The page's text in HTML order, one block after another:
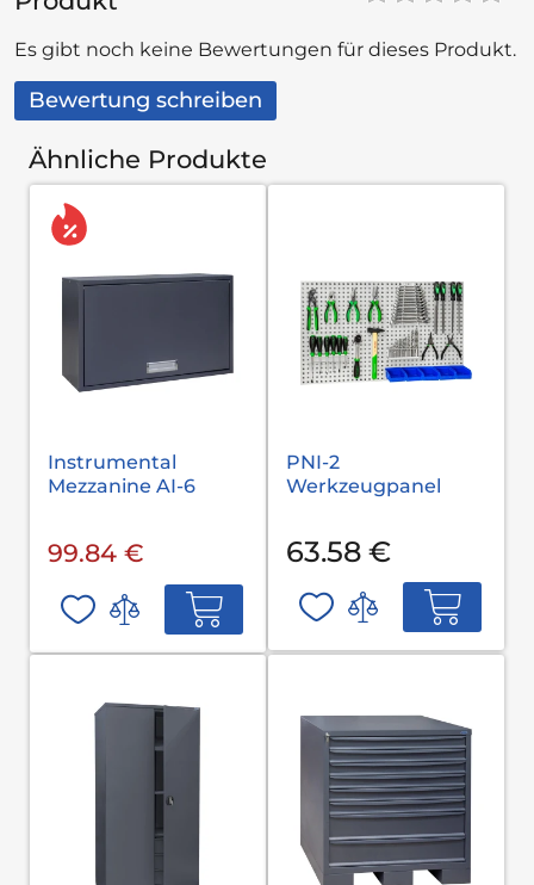
Es gibt noch keine Bewertungen für dieses Produkt.
Bewertung schreiben
Ähnliche Produkte
Instrumental
Mezzanine AI-6
99.84 €
PNI-2
Werkzeugpanel
63.58 €